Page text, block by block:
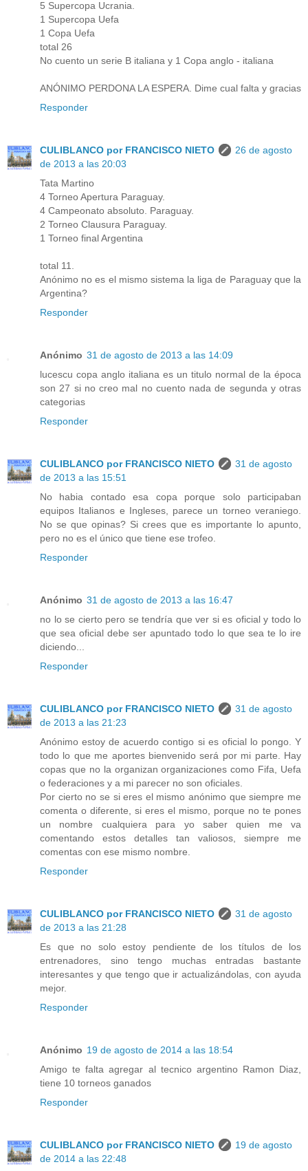
5 Supercopa Ucrania.
1 Supercopa Uefa
1 Copa Uefa
total 26
No cuento un serie B italiana y 1 Copa anglo - italiana
ANÓNIMO PERDONA LA ESPERA. Dime cual falta y gracias
Responder
CULIBLANCO por FRANCISCO NIETO
26 de agosto
de 2013 a las 20:03
Tata Martino
4 Torneo Apertura Paraguay.
4 Campeonato absoluto. Paraguay.
2 Torneo Clausura Paraguay.
1 Torneo final Argentina
total 11.
Anónimo no es el mismo sistema la liga de Paraguay que la
Argentina?
Responder
Anónimo 31 de agosto de 2013 a las 14:09
lucescu copa anglo italiana es un titulo normal de la época
son 27 si no creo mal no cuento nada de segunda y otras
categorias
Responder
CULIBLANCO por FRANCISCO NIETO
31 de agosto
de 2013 a las 15:51
No habia contado esa copa porque solo participaban
equipos Italianos e Ingleses, parece un torneo veraniego.
No se que opinas? Si crees que es importante lo apunto,
pero no es el único que tiene ese trofeo.
Responder
Anónimo 31 de agosto de 2013 a las 16:47
no lo se cierto pero se tendría que ver si es oficial y todo lo
que sea oficial debe ser apuntado todo lo que sea te lo ire
diciendo...
Responder
CULIBLANCO por FRANCISCO NIETO
31 de agosto
de 2013 a las 21:23
Anónimo estoy de acuerdo contigo si es oficial lo pongo. Y
todo lo que me aportes bienvenido será por mi parte. Hay
copas que no la organizan organizaciones como Fifa, Uefa
o federaciones y a mi parecer no son oficiales.
Por cierto no se si eres el mismo anónimo que siempre me
comenta o diferente, si eres el mismo, porque no te pones
un nombre cualquiera para yo saber quien me va
comentando estos detalles tan valiosos, siempre me
comentas con ese mismo nombre.
Responder
CULIBLANCO por FRANCISCO NIETO
31 de agosto
de 2013 a las 21:28
Es que no solo estoy pendiente de los títulos de los
entrenadores, sino tengo muchas entradas bastante
interesantes y que tengo que ir actualizándolas, con ayuda
mejor.
Responder
Anónimo 19 de agosto de 2014 a las 18:54
Amigo te falta agregar al tecnico argentino Ramon Diaz,
tiene 10 torneos ganados
Responder
CULIBLANCO por FRANCISCO NIETO
19 de agosto
de 2014 a las 22:48